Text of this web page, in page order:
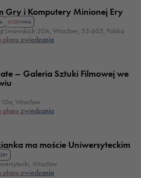
Gry i Komputery Minionej Ery
ROZRYWKA
Lwowskich 20A, Wrocław, 53-605, Polska
planu zwiedzania
– Galeria Sztuki Filmowej we
Wrocław
planu zwiedzania
ma moście Uniwersyteckim
Wrocław
planu zwiedzania